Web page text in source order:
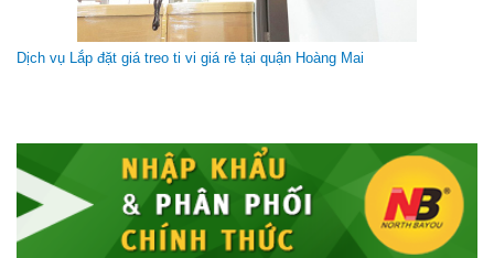
Dây HDMI Liton 3m
Dịch vụ Lắp đặt giá treo ti vi giá rẻ tại quận Hoàng Mai